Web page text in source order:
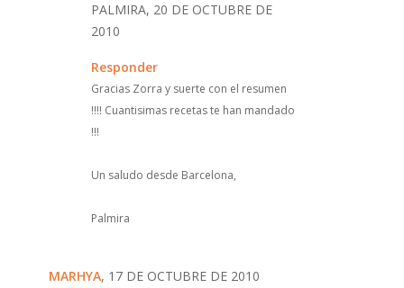
PALMIRA, 20 DE OCTUBRE DE
2010
Responder
Gracias Zorra y suerte con el resumen
!!!! Cuantisimas recetas te han mandado
!!!
Un saludo desde Barcelona,
Palmira
MARHYA, 17 DE OCTUBRE DE 2010